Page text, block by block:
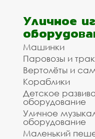
Уличное
Машинки
Паровозы и
Вертолёты и
Кораблики
Детское
оборудование
Уличное
оборудование
Маленький